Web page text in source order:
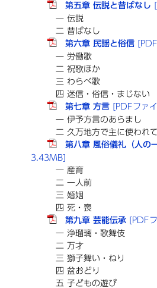
第五章 伝説と昔ばなし
一 伝説
二 昔ばなし
第六章 民謡と俗信
一 労働歌
二 祝歌ほか
三 わらべ歌
四 迷信・俗信・まじない
第七章 方言 [PDFファ
一 伊予方言のあらまし
二 久万地方で主に使われて
第八章 風俗儀礼（人の
3.43MB]
一 産育
二 一人前
三 婚姻
四 死・喪
第九章 芸能伝承 [PDF
一 浄瑠璃・歌舞伎
二 万才
三 獅子舞い・ねり
四 盆おどり
五 子どもの遊び